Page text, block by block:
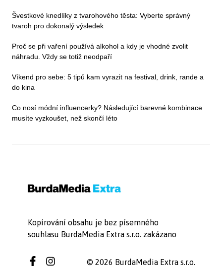
Švestkové knedlíky z tvarohového těsta: Vyberte správný
tvaroh pro dokonalý výsledek
Proč se při vaření používá alkohol a kdy je vhodné zvolit
náhradu. Vždy se totiž neodpaří
Víkend pro sebe: 5 tipů kam vyrazit na festival, drink, rande a
do kina
Co nosí módní influencerky? Následující barevné kombinace
musíte vyzkoušet, než skončí léto
Kopírování obsahu je bez písemného
souhlasu BurdaMedia Extra s.r.o. zakázano
© 2026 BurdaMedia Extra s.r.o.